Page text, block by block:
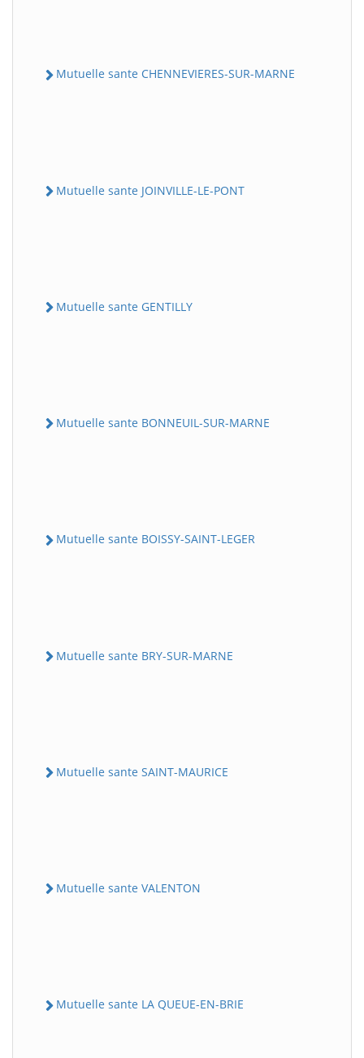
Mutuelle sante CHENNEVIERES-SUR-MARNE
Mutuelle sante JOINVILLE-LE-PONT
Mutuelle sante GENTILLY
Mutuelle sante BONNEUIL-SUR-MARNE
Mutuelle sante BOISSY-SAINT-LEGER
Mutuelle sante BRY-SUR-MARNE
Mutuelle sante SAINT-MAURICE
Mutuelle sante VALENTON
Mutuelle sante LA QUEUE-EN-BRIE